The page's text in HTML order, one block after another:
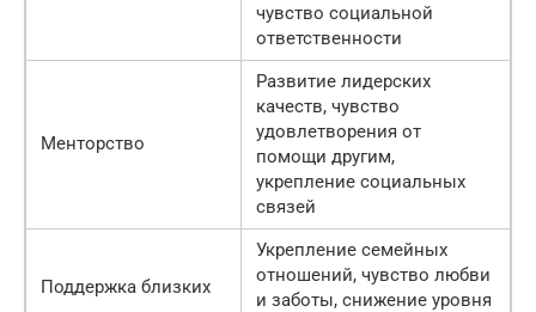
чувство социальной
ответственности
Менторство
Развитие лидерских
качеств, чувство
удовлетворения от
помощи другим,
укрепление социальных
связей
Поддержка близких
Укрепление семейных
отношений, чувство любви
и заботы, снижение уровня